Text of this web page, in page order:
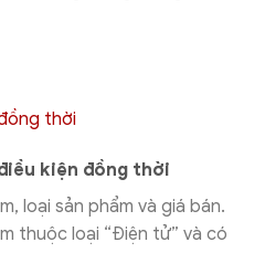
kiện đồng thời
loại sản phẩm và giá bán.
thuộc loại “Điện tử” và có